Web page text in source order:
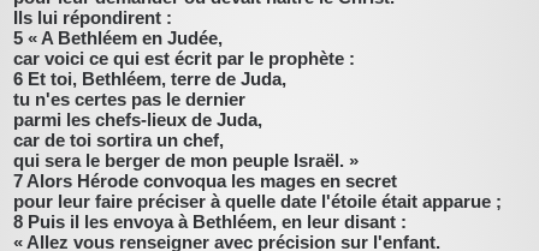
Ils lui répondirent :
5 « A Bethléem en Judée,
car voici ce qui est écrit par le prophète :
6 Et toi, Bethléem, terre de Juda,
tu n'es certes pas le dernier
parmi les chefs-lieux de Juda,
car de toi sortira un chef,
qui sera le berger de mon peuple Israël. »
7 Alors Hérode convoqua les mages en secret
pour leur faire préciser à quelle date l'étoile était apparue ;
8 Puis il les envoya à Bethléem, en leur disant :
« Allez vous renseigner avec précision sur l'enfant.